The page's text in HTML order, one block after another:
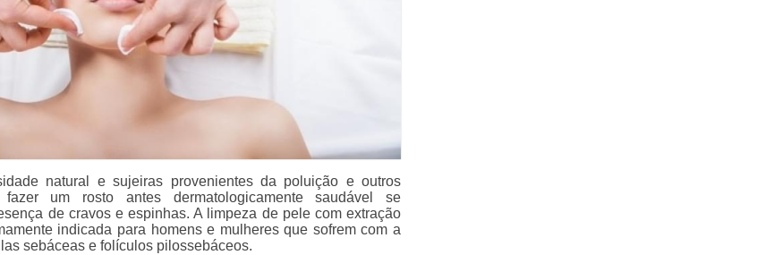
natural e sujeiras provenientes da poluição e outros
fazer um rosto antes dermatologicamente saudável se
de cravos e espinhas. A limpeza de pele com extração
indicada para homens e mulheres que sofrem com a
sebáceas e folículos pilossebáceos.